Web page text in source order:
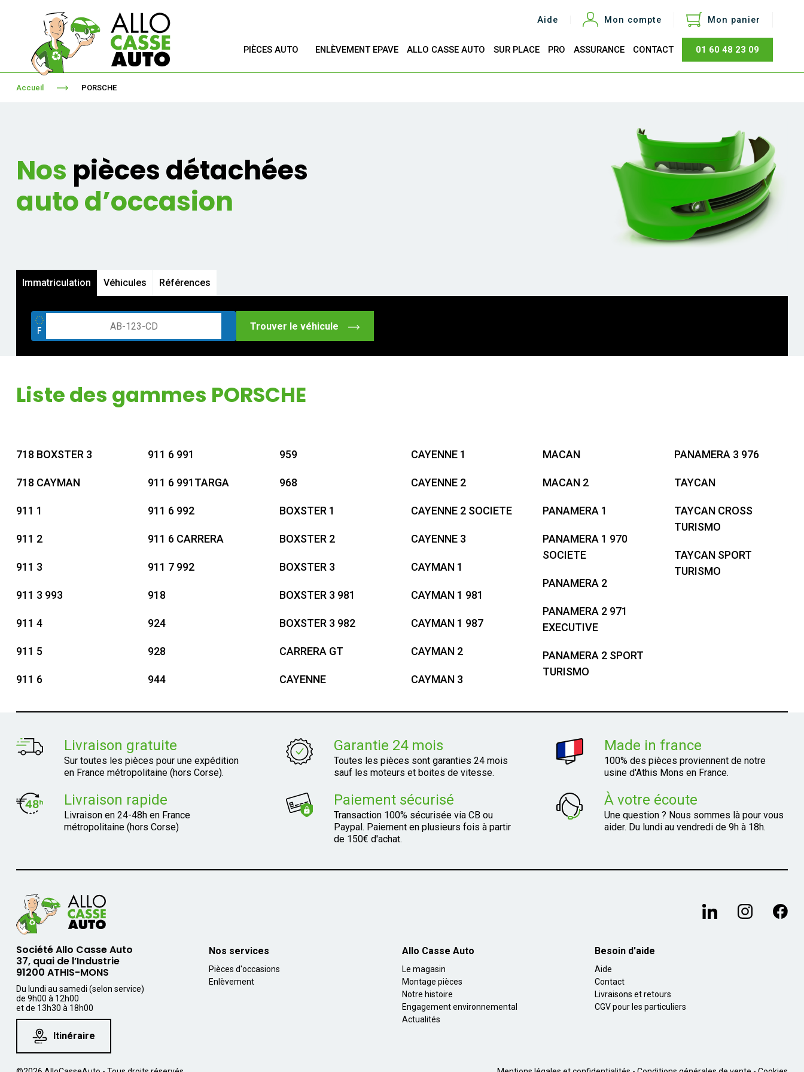
Aide Mon compte Mon panier
Total
PIÈCES AUTO ENLÈVEMENT EPAVE ALLO CASSE AUTO SUR PLACE PRO ASSURANCE CONTACT 01 60 48 23 09
Accueil PORSCHE
Nos pièces détachées
auto d’occasion
Immatriculation Véhicules Références
Trouver le véhicule
Liste des gammes PORSCHE
718 BOXSTER 3
718 CAYMAN
911 1
911 2
911 3
911 3 993
911 4
911 5
911 6
911 6 991
911 6 991TARGA
911 6 992
911 6 CARRERA
911 7 992
918
924
928
944
959
968
BOXSTER 1
BOXSTER 2
BOXSTER 3
BOXSTER 3 981
BOXSTER 3 982
CARRERA GT
CAYENNE
CAYENNE 1
CAYENNE 2
CAYENNE 2 SOCIETE
CAYENNE 3
CAYMAN 1
CAYMAN 1 981
CAYMAN 1 987
CAYMAN 2
CAYMAN 3
MACAN
MACAN 2
PANAMERA 1
PANAMERA 1 970
SOCIETE
PANAMERA 2
PANAMERA 2 971
EXECUTIVE
PANAMERA 2 SPORT
TURISMO
PANAMERA 3 976
TAYCAN
TAYCAN CROSS
TURISMO
TAYCAN SPORT
TURISMO
Livraison gratuite
Sur toutes les pièces pour une expédition
en France métropolitaine (hors Corse).
Garantie 24 mois
Toutes les pièces sont garanties 24 mois
sauf les moteurs et boites de vitesse.
Made in france
100% des pièces proviennent de notre
usine d'Athis Mons en France.
Livraison rapide
Livraison en 24-48h en France
métropolitaine (hors Corse)
Paiement sécurisé
Transaction 100% sécurisée via CB ou
Paypal. Paiement en plusieurs fois à partir
de 150€ d'achat.
À votre écoute
Une question ? Nous sommes là pour vous
aider. Du lundi au vendredi de 9h à 18h.
Société Allo Casse Auto
37, quai de l’Industrie
91200 ATHIS-MONS
Du lundi au samedi (selon service)
de 9h00 à 12h00
et de 13h30 à 18h00
Itinéraire
Nos services
Pièces d'occasions
Enlèvement
Allo Casse Auto
Le magasin
Montage pièces
Notre histoire
Engagement environnemental
Actualités
Besoin d'aide
Aide
Contact
Livraisons et retours
CGV pour les particuliers